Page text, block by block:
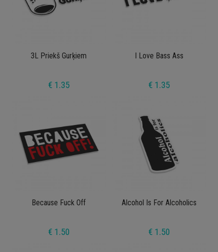
3L Priekš Gurķiem
€ 1.35
I Love Bass Ass
€ 1.35
Because Fuck Off
€ 1.50
Alcohol Is For Alcoholics
€ 1.50